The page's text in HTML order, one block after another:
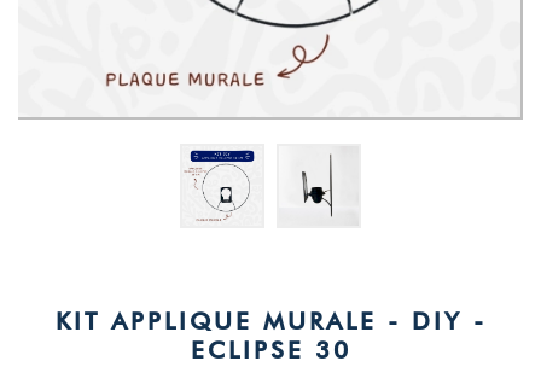
KIT APPLIQUE MURALE - DIY -
ECLIPSE 30